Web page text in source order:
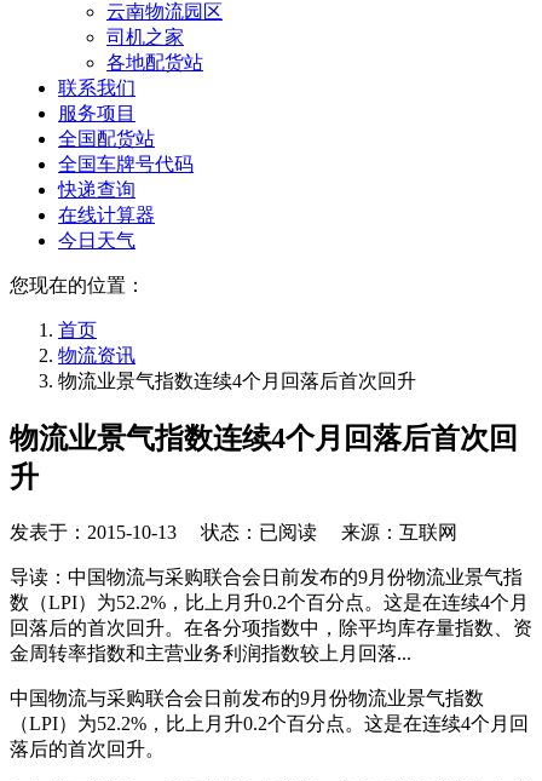
云南物流园区
司机之家
各地配货站
联系我们
服务项目
全国配货站
全国车牌号代码
快递查询
在线计算器
今日天气
您现在的位置：
首页
物流资讯
物流业景气指数连续4个月回落后首次回升
物流业景气指数连续4个月回落后首次回
升
发表于： 2015-10-13 状态：已阅读 来源：互联网
导读：中国物流与采购联合会日前发布的9月份物流业景气指
数（LPI）为52.2%，比上月升0.2个百分点。这是在连续4个月
回落后的首次回升。在各分项指数中，除平均库存量指数、资
金周转率指数和主营业务利润指数较上月回落...
中国物流与采购联合会日前发布的9月份物流业景气指数
（LPI）为52.2%，比上月升0.2个百分点。这是在连续4个月回
落后的首次回升。